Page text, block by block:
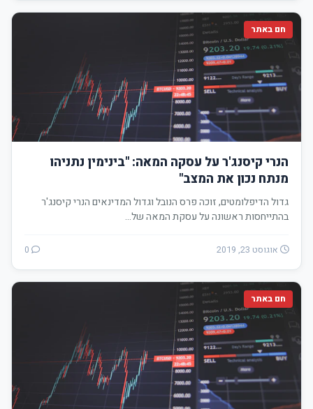
חם באתר
הנרי קיסנג'ר על עסקה המאה: "בינימין נתניהו
מנתח נכון את המצב"
גדול הדיפלומטים, זוכה פרס הנובל וגדול המדינאים הנרי קיסנג'ר
בהתייחסות ראשונה על עסקת המאה של…
אוגוסט 23, 2019
חם באתר